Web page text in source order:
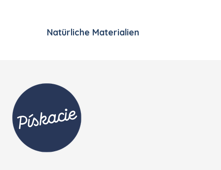
Natürliche Materialien